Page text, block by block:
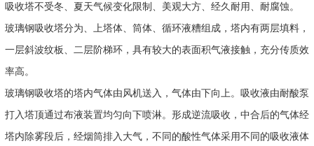
吸收塔不受冬、夏天气候变化限制、美观大方、经久耐用、耐腐蚀。
玻璃钢吸收塔分为、上塔体、筒体、循环液糟组成，塔内有两层填料，
一层斜波纹板、二层阶梯环，具有较大的表面积气液接触，充分传质效
率高。
玻璃钢吸收塔的塔内气体由风机送入，气体由下向上。吸收液由耐酸泵
打入塔顶通过布液装置均匀向下喷淋。形成逆流吸收，中合后的气体经
塔内除雾段后，经烟筒排入大气，不同的酸性气体采用不同的吸收液体